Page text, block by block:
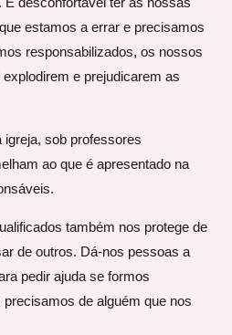
estamos a errar e precisamos
responsabilizados, os nossos
e prejudicarem as
sob professores
ao que é apresentado na
também nos protege de
de outros. Dá-nos pessoas a
pedir ajuda se formos
de alguém que nos